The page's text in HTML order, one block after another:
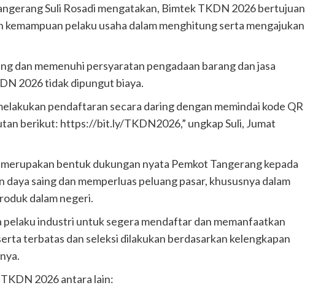
Suli Rosadi mengatakan, Bimtek TKDN 2026 bertujuan
pelaku usaha dalam menghitung serta mengajukan
dan memenuhi persyaratan pengadaan barang dan jasa
2026 tidak dipungut biaya.
pendaftaran secara daring dengan memindai kode QR
berikut: https://bit.ly/TKDN2026,” ungkap Suli, Jumat
bentuk dukungan nyata Pemkot Tangerang kepada
saing dan memperluas peluang pasar, khususnya dalam
dalam negeri.
pelaku industri untuk segera mendaftar dan memanfaatkan
terbatas dan seleksi dilakukan berdasarkan kelengkapan
2026 antara lain: